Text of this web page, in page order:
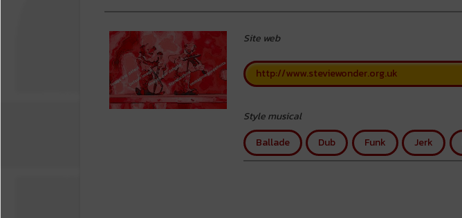
Site web
http://www.steviewonder.org.uk
Style musical
Ballade
Dub Funk Jerk